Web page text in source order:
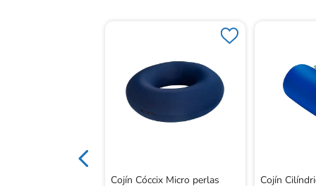
Cojín Cóccix Micro perlas
Cojín